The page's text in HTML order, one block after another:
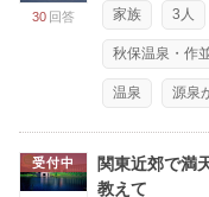
30 回答 家族 3人
秋保温泉・作
温泉 源泉
受付中
関東近郊で満
教えて